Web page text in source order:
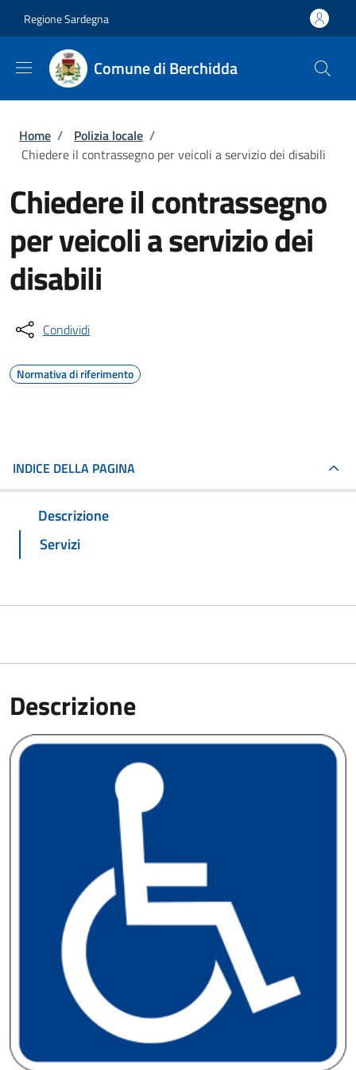
Regione Sardegna
Comune di Berchidda
Briciole di pane
Home / Polizia locale /
Chiedere il contrassegno per veicoli a servizio dei disabili
Chiedere il contrassegno
per veicoli a servizio dei
disabili
Condividi
Normativa di riferimento
INDICE DELLA PAGINA
Descrizione
Servizi
Descrizione